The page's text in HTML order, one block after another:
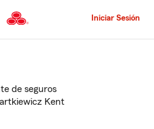
al
principal
Iniciar Sesión